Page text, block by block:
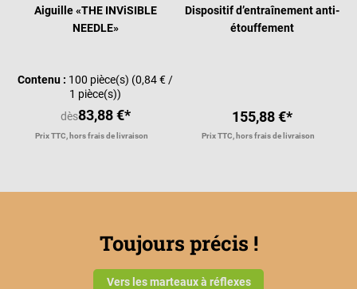
Aiguille «THE INViSIBLE
NEEDLE»
Contenu : 100 pièce(s) (0,84 € /
1 pièce(s))
dès83,88 €*
Prix TTC, hors frais de livraison
Dispositif d’entraînement anti-
étouffement
155,88 €*
Prix TTC, hors frais de livraison
Toujours précis !
Vers les marteaux à réflexes